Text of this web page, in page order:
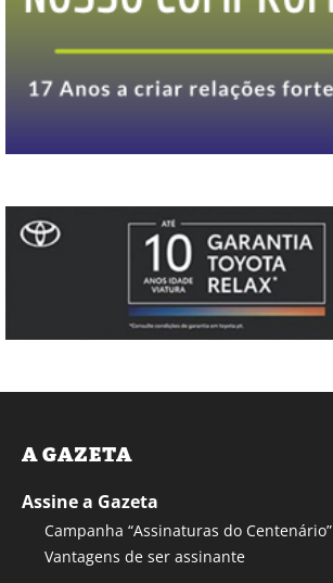
A GAZETA
Assine a Gazeta
Campanha “Assinaturas do Centenário”
Vantagens de ser assinante